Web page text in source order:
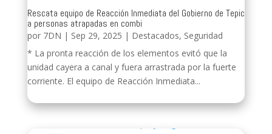
Rescata equipo de Reacción Inmediata del Gobierno de Tepic
a personas atrapadas en combi
por 7DN | Sep 29, 2025 | Destacados, Seguridad
* La pronta reacción de los elementos evitó que la
unidad cayera a canal y fuera arrastrada por la fuerte
corriente. El equipo de Reacción Inmediata...